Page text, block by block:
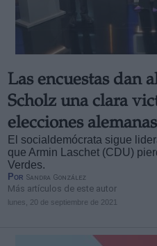
Las encuestas dan
Scholz una clara
elecciones
El socialdemócrata sigue
que Armin Laschet (CDU)
Verdes.
Por Sandra González
Más artículos de este autor
lunes, 20 de septiembre de 2021
Derechos:
link
Información adicional